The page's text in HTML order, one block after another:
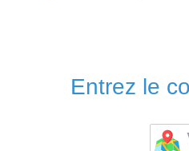
Entrez le